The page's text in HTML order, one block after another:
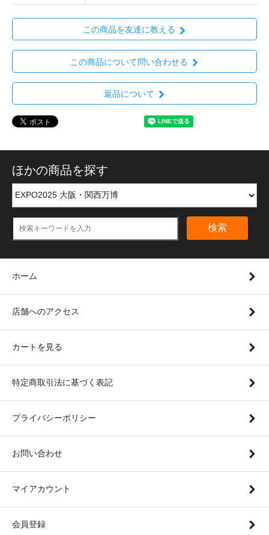
この商品を友達に教える
この商品について問い合わせる
返品について
ほかの商品を探す
検索
ホーム
店舗へのアクセス
カートを見る
特定商取引法に基づく表記
プライバシーポリシー
お問い合わせ
マイアカウント
会員登録